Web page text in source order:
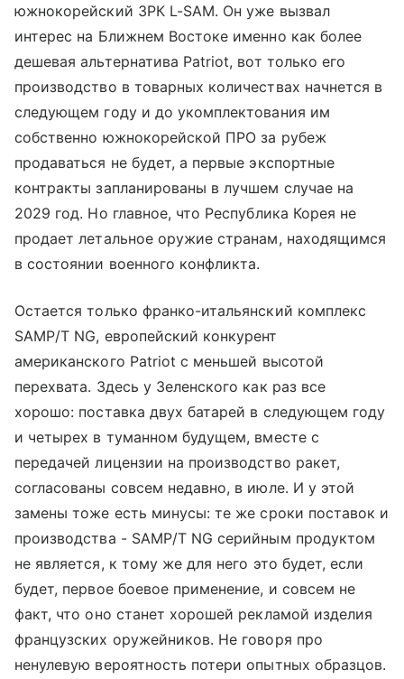
южнокорейский ЗРК L-SAM. Он уже вызвал
интерес на Ближнем Востоке именно как более
дешевая альтернатива Patriot, вот только его
производство в товарных количествах начнется в
следующем году и до укомплектования им
собственно южнокорейской ПРО за рубеж
продаваться не будет, а первые экспортные
контракты запланированы в лучшем случае на
2029 год. Но главное, что Республика Корея не
продает летальное оружие странам, находящимся
в состоянии военного конфликта.
Остается только франко-итальянский комплекс
SAMP/T NG, европейский конкурент
американского Patriot с меньшей высотой
перехвата. Здесь у Зеленского как раз все
хорошо: поставка двух батарей в следующем году
и четырех в туманном будущем, вместе с
передачей лицензии на производство ракет,
согласованы совсем недавно, в июле. И у этой
замены тоже есть минусы: те же сроки поставок и
производства - SAMP/T NG серийным продуктом
не является, к тому же для него это будет, если
будет, первое боевое применение, и совсем не
факт, что оно станет хорошей рекламой изделия
французских оружейников. Не говоря про
ненулевую вероятность потери опытных образцов.